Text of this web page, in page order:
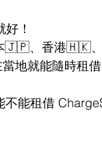
！
🇯🇵、香港🇭🇰
地就能隨時租
能租借